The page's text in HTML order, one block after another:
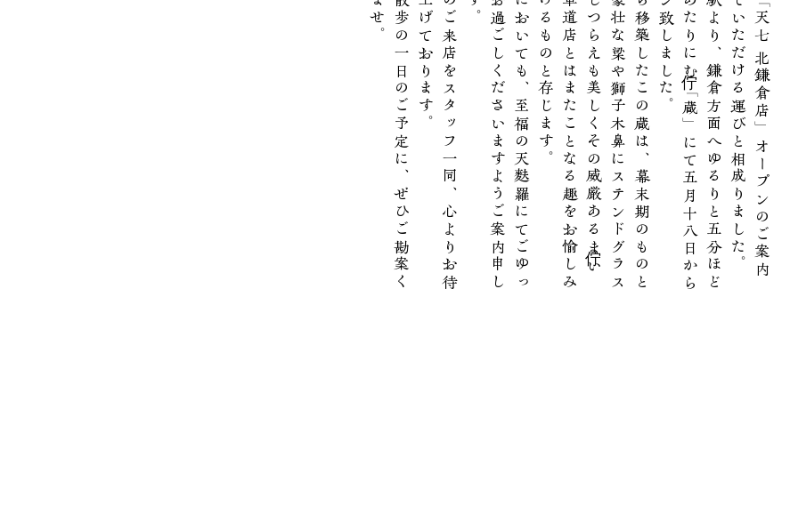
こ
の
度
「
天
七
北
鎌
倉
店
」
オ
ー
プ
ン
の
ご
案
内
を
さ
せ
て
い
た
だ
け
る
運
び
と
相
成
り
ま
し
た
。
北
鎌
倉
駅
よ
り
、
鎌
倉
方
面
へ
ゆ
る
り
と
五
分
ほ
ど
歩
い
た
あ
た
り
に
佇む
「
蔵
」
に
て
五
月
十
八
日
か
ら
オ
ー
プ
ン
致
し
ま
し
た
福
井
か
ら
移
築
し
た
こ
の
蔵
は
、
幕
末
期
の
も
の
と
伝
わ
る
豪
壮
な
梁
や
獅
子
木
鼻
に
ス
テ
ン
ド
グ
ラ
ス
な
ど
の
し
つ
ら
え
も
美
し
く
そ
の
威
厳
あ
る
佇ま
い
は
、
馬
車
道
店
と
は
ま
た
こ
と
な
る
趣
を
お
愉
し
み
い
た
だ
け
る
も
の
と
存
じ
ま
す
。
北
鎌
倉
に
お
い
て
も
、
至
福
の
天
麩
羅
に
て
ご
ゆ
っ
く
り
と
お
過
ご
し
く
だ
さ
い
ま
す
よ
う
ご
案
内
申
し
上
げ
ま
す
貴
方
様
の
ご
来
店
を
ス
タ
ッ
フ
一
同
、
心
よ
り
お
待
ち
申
し
上
げ
て
お
り
ま
す
北
鎌
倉
散
歩
の
一
日
の
ご
予
定
に
、
ぜ
ひ
ご
勘
案
く
だ
さ
い
ま
せ